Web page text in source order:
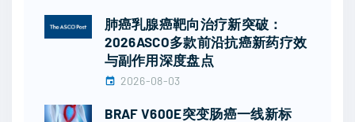
肺癌乳腺癌靶向治疗新突破：
2026ASCO多款前沿抗癌新药疗效
与副作用深度盘点
2026-08-03
BRAF V600E突变肠癌一线新标